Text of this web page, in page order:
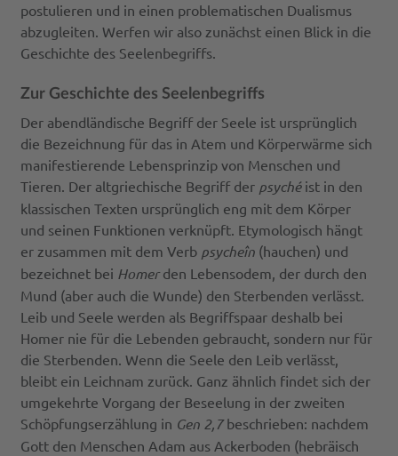
postulieren und in einen problematischen Dualismus
abzugleiten. Werfen wir also zunächst einen Blick in die
Geschichte des Seelenbegriffs.
Zur Geschichte des Seelenbegriffs
Der abendländische Begriff der Seele ist ursprünglich
die Bezeichnung für das in Atem und Körperwärme sich
manifestierende Lebensprinzip von Menschen und
Tieren. Der altgriechische Begriff der psychéist in den
klassischen Texten ursprünglich eng mit dem Körper
und seinen Funktionen verknüpft. Etymologisch hängt
er zusammen mit dem Verb psycheîn (hauchen) und
bezeichnet bei Homerden Lebensodem, der durch den
Mund (aber auch die Wunde) den Sterbenden verlässt.
Leib und Seele werden als Begriffspaar deshalb bei
Homer nie für die Lebenden gebraucht, sondern nur für
die Sterbenden. Wenn die Seele den Leib verlässt,
bleibt ein Leichnam zurück. Ganz ähnlich findet sich der
umgekehrte Vorgang der Beseelung in der zweiten
Schöpfungserzählung in Gen 2,7beschrieben: nachdem
Gott den Menschen Adam aus Ackerboden (hebräisch